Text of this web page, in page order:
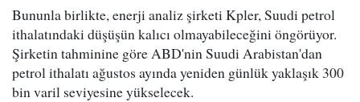
Bununla birlikte, enerji analiz şirketi Kpler, Suudi petrol
ithalatındaki düşüşün kalıcı olmayabileceğini öngörüyor.
Şirketin tahminine göre ABD'nin Suudi Arabistan'dan
petrol ithalatı ağustos ayında yeniden günlük yaklaşık 300
bin varil seviyesine yükselecek.